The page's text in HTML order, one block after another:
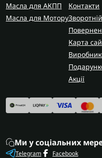
Масла для АКПП
Масла для Мотору
Контакти
Карта
Акції
Ми у соціальних
Telegram
Facebook